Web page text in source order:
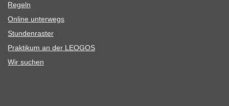
Regeln
Online unter­wegs
Stun­den­ras­ter
Prak­ti­kum an der LEOGOS
Wir suchen